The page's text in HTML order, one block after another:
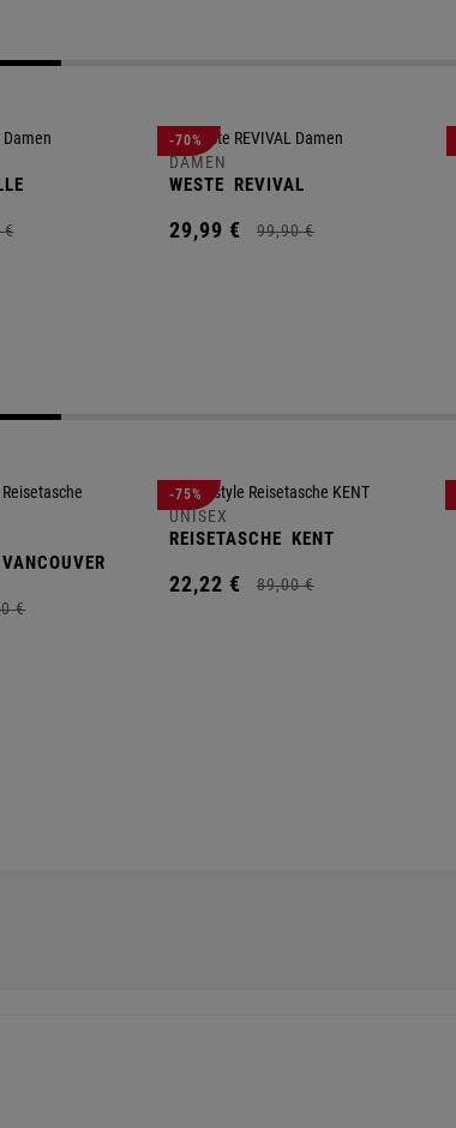
€
-70%
DAMEN
WESTE REVIVAL
29,99 € 99,90 €
VANCOUVER
€
-75%
UNISEX
REISETASCHE KENT
22,22 € 89,00 €